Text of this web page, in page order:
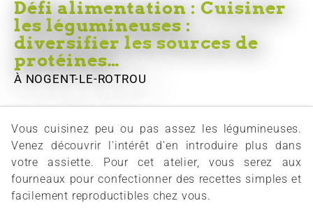
Défi alimentation : Cuisiner
les légumineuses :
diversifier les sources de
protéines…
À NOGENT-LE-ROTROU
Vous cuisinez peu ou pas assez les légumineuses.
Venez découvrir l'intérêt d'en introduire plus dans
votre assiette. Pour cet atelier, vous serez aux
fourneaux pour confectionner des recettes simples et
facilement reproductibles chez vous.